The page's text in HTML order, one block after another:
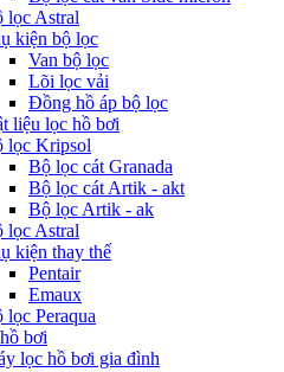
lọc Astral
kiện bộ lọc
Van bộ lọc
Lõi lọc vải
Đồng hồ áp bộ lọc
liệu lọc hồ bơi
lọc Kripsol
Bộ lọc cát Granada
Bộ lọc cát Artik - akt
Bộ lọc Artik - ak
lọc Astral
kiện thay thế
Pentair
Emaux
lọc Peraqua
bơi
lọc hồ bơi gia đình